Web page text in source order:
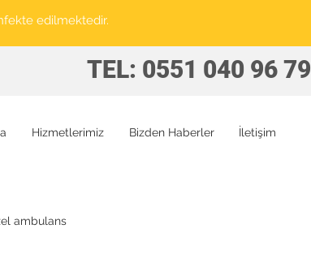
edilmektedir.
TEL: 0551 040 96 79
Hizmetlerimiz Bizden Haberler İletişim
ambulans